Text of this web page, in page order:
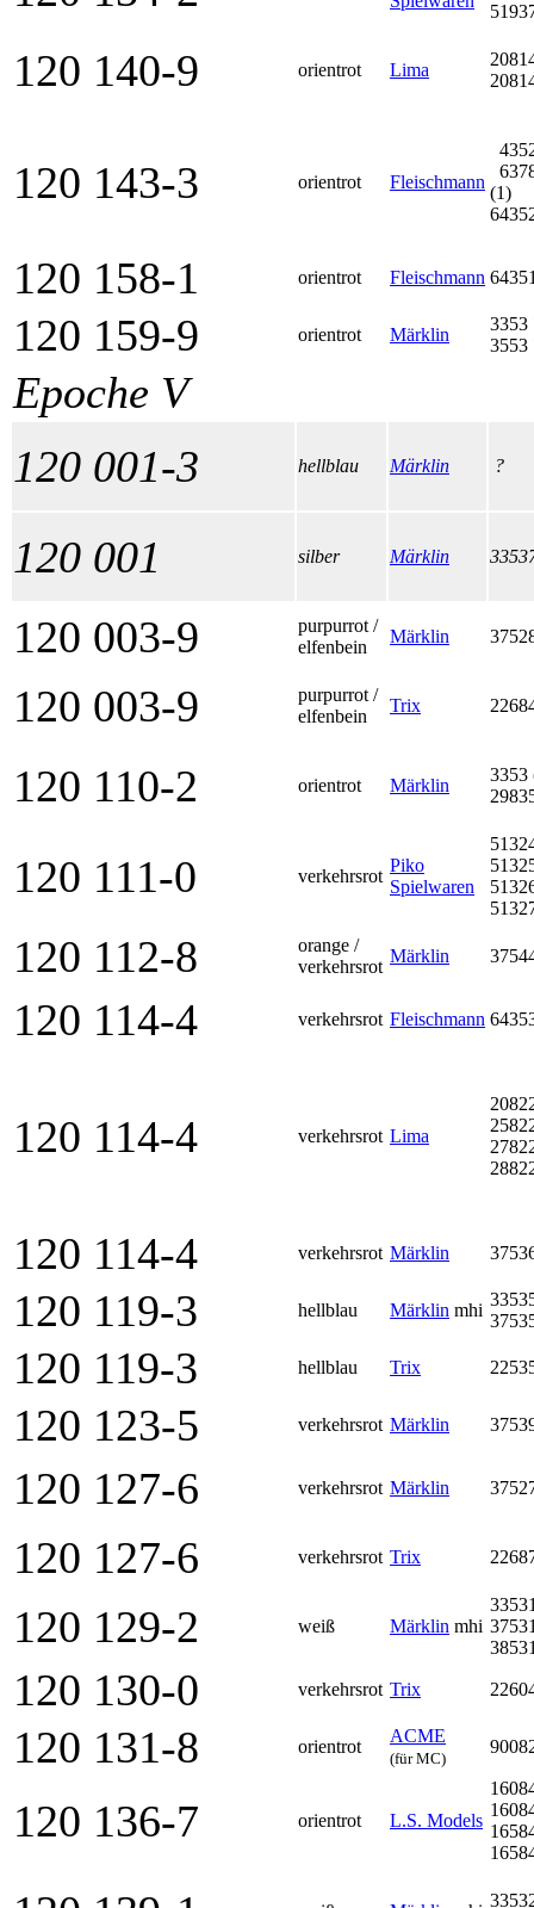
120 140-9 orientrot Lima
120 143-3 orientrot Fleischmann
(1)
120 158-1 orientrot Fleischmann
120 159-9 orientrot Märklin
3353
3553
Epoche V
120 001-3
hellblau Märklin ?
120 001 silber Märklin
120 003-9
purpurrot /
elfenbein
Märklin
120 003-9
purpurrot /
elfenbein
Trix
120 110-2 orientrot Märklin
3353
120 111-0 verkehrsrot
Piko
Spielwaren
120 112-8
orange /
verkehrsrot
Märklin
120 114-4 verkehrsrot Fleischmann
120 114-4 verkehrsrot Lima
120 114-4 verkehrsrot Märklin
120 119-3 hellblau Märklin mhi
120 119-3 hellblau Trix
120 123-5 verkehrsrot Märklin
120 127-6 verkehrsrot Märklin
120 127-6 verkehrsrot Trix
120 129-2 weiß Märklin mhi
120 130-0 verkehrsrot Trix
120 131-8 orientrot
ACME
(für MC)
120 136-7 orientrot L.S. Models